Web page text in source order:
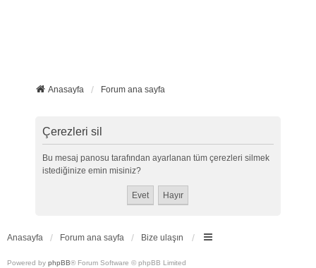
Anasayfa Forum ana sayfa
Çerezleri sil
Bu mesaj panosu tarafından ayarlanan tüm çerezleri silmek
istediğinize emin misiniz?
Anasayfa Forum ana sayfa Bize ulaşın
Powered by phpBB® Forum Software © phpBB Limited